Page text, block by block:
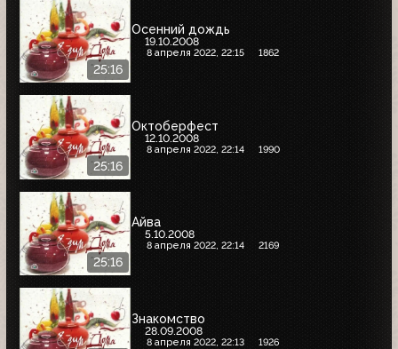
25:16
Осенний дождь
19.10.2008
8 апреля 2022, 22:15 1862
25:16
Октоберфест
12.10.2008
8 апреля 2022, 22:14 1990
25:16
Айва
5.10.2008
8 апреля 2022, 22:14 2169
Знакомство
28.09.2008
8 апреля 2022, 22:13 1926